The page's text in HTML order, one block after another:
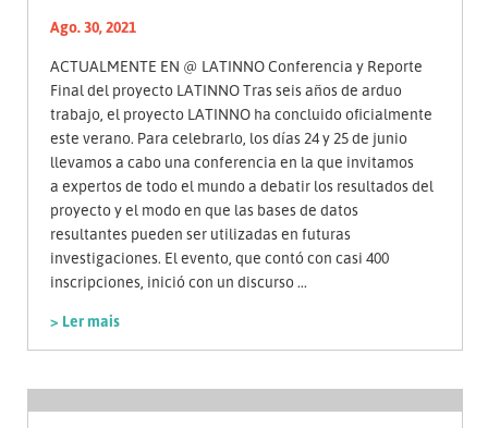
Ago. 30, 2021
ACTUALMENTE EN @ LATINNO Conferencia y Reporte
Final del proyecto LATINNO Tras seis años de arduo
trabajo, el proyecto LATINNO ha concluido oficialmente
este verano. Para celebrarlo, los días 24 y 25 de junio
llevamos a cabo una conferencia en la que invitamos
a expertos de todo el mundo a debatir los resultados del
proyecto y el modo en que las bases de datos
resultantes pueden ser utilizadas en futuras
investigaciones. El evento, que contó con casi 400
inscripciones, inició con un discurso ...
> Ler mais